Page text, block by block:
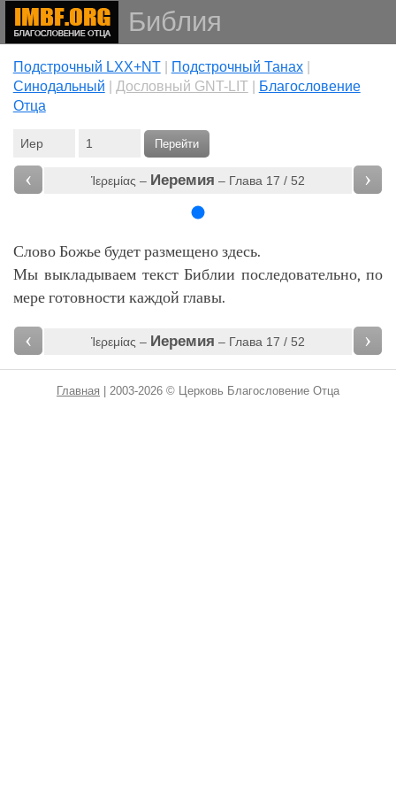
Библия
Подстрочный LXX+NT| Подстрочный Танах|
Cинодальный
Дословный GNT-LIT|
Благословение
Отца
Перейти
‹ Ἱερεμίας – Иеремия – Глава 17 / 52 ›
Слово Божье будет размещено здесь.
Мы выкладываем текст Библии последовательно, по
мере готовности каждой главы.
‹ Ἱερεμίας – Иеремия – Глава 17 / 52 ›
Главная | 2003-2026 © Церковь Благословение Отца